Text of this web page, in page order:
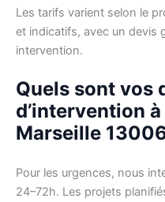
Les tarifs varient selon le
et indicatifs, avec un devis
intervention.
Quels sont vos
d’intervention
Marseille
Pour les urgences, nous
24–72h. Les projets